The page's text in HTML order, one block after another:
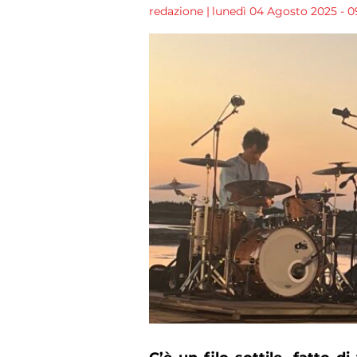
redazione | lunedì 04 Agosto 2025 -